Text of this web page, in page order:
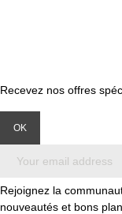
Recevez nos offres
Rejoignez la
nouveautés et bons